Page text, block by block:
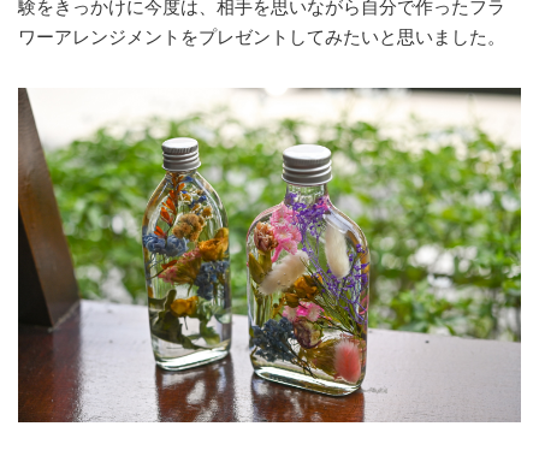
験をきっかけに今度は、相手を思いながら自分で作ったフラ
ワーアレンジメントをプレゼントしてみたいと思いました。